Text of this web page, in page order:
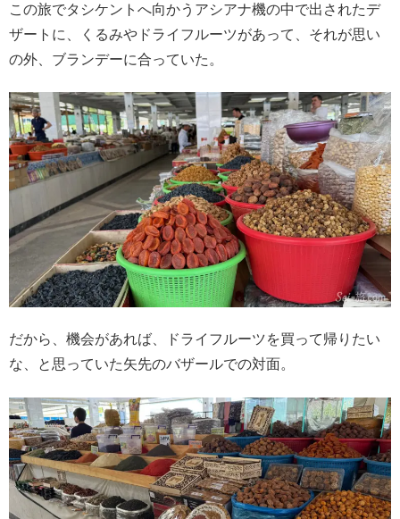
この旅でタシケントへ向かうアシアナ機の中で出されたデ
ザートに、くるみやドライフルーツがあって、それが思い
の外、ブランデーに合っていた。
だから、機会があれば、ドライフルーツを買って帰りたい
な、と思っていた矢先のバザールでの対面。